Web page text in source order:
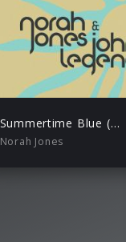
Summertime Blue (Norah Jones & John Legend) – Lyric Video
Norah Jones